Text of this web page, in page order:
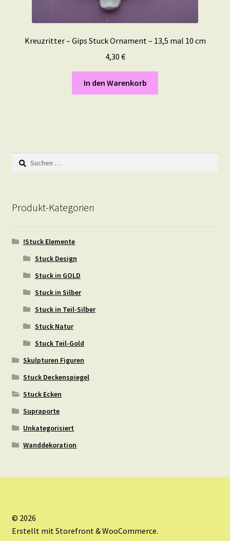
Kreuzritter – Gips Stuck Ornament – 13,5 mal 10 cm
4,30 €
In den Warenkorb
Suchen
nach:
Produkt-Kategorien
!Stuck Elemente
Stuck Design
Stuck in GOLD
Stuck in Silber
Stuck in Teil-Silber
Stuck Natur
Stuck Teil-Gold
Skulpturen Figuren
Stuck Deckenspiegel
Stuck Ecken
Supraporte
Unkategorisiert
Wanddekoration
© 2026
Erstellt mit Storefront & WooCommerce.